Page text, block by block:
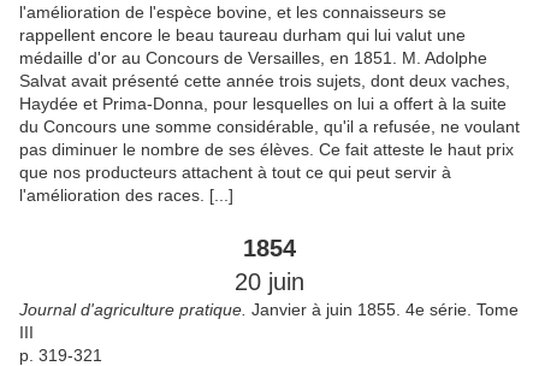
l'amélioration de l'espèce bovine, et les connaisseurs se
rappellent encore le beau taureau durham qui lui valut une
médaille d'or au Concours de Versailles, en 1851. M. Adolphe
Salvat avait présenté cette année trois sujets, dont deux vaches,
Haydée et Prima-Donna, pour lesquelles on lui a offert à la suite
du Concours une somme considérable, qu'il a refusée, ne voulant
pas diminuer le nombre de ses élèves. Ce fait atteste le haut prix
que nos producteurs attachent à tout ce qui peut servir à
l'amélioration des races. [...]
1854
20 juin
Journal d'agriculture pratique. Janvier à juin 1855. 4e série. Tome
III
p. 319-321